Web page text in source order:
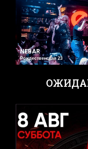
NEBAR
Рождественская 23